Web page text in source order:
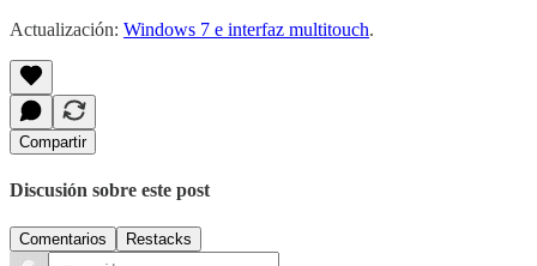
Actualización: Windows 7 e interfaz multitouch.
Compartir
Discusión sobre este post
Comentarios Restacks